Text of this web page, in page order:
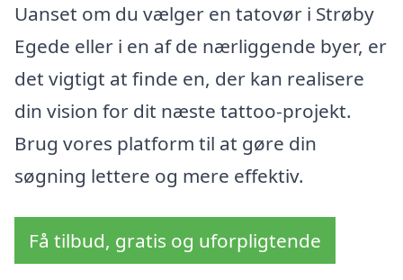
Uanset om du vælger en tatovør i Strøby
Egede eller i en af de nærliggende byer, er
det vigtigt at finde en, der kan realisere
din vision for dit næste tattoo-projekt.
Brug vores platform til at gøre din
søgning lettere og mere effektiv.
Få tilbud, gratis og uforpligtende